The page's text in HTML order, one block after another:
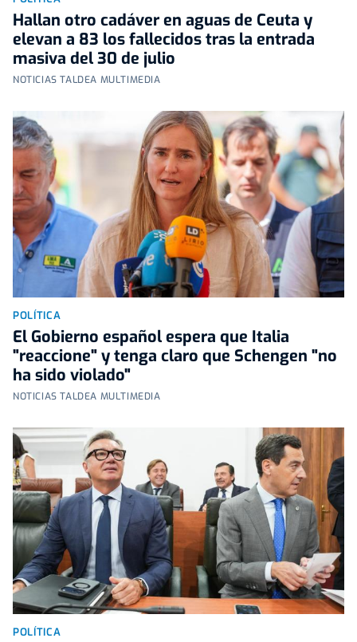
Hallan otro cadáver en aguas de Ceuta y
elevan a 83 los fallecidos tras la entrada
masiva del 30 de julio
NOTICIAS TALDEA MULTIMEDIA
POLÍTICA
El Gobierno español espera que Italia
"reaccione" y tenga claro que Schengen "no
ha sido violado"
NOTICIAS TALDEA MULTIMEDIA
POLÍTICA